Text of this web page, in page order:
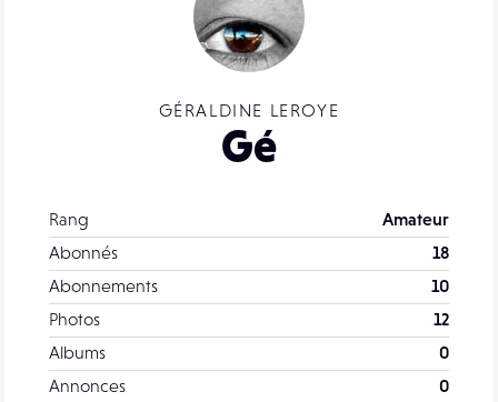
GÉRALDINE LEROYE
Gé
Rang
Amateur
Abonnés
18
Abonnements
10
Photos
12
Albums
0
Annonces
0